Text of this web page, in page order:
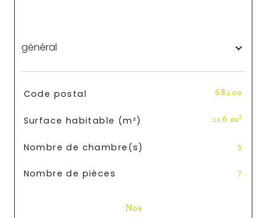
général
TRAD_SIROCCO_Caracteristique
Code postal 68200
Surface habitable (m²) 226 m²
Nombre de chambre(s) 5
Nombre de pièces 7
Nos